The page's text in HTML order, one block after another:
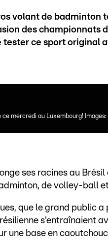
volant de badminton
des championnats
ce sport original
mercredi au Luxembourg!
ses racines au Brésil
de volley-ball
que le grand public
s'entraînaient
une base en